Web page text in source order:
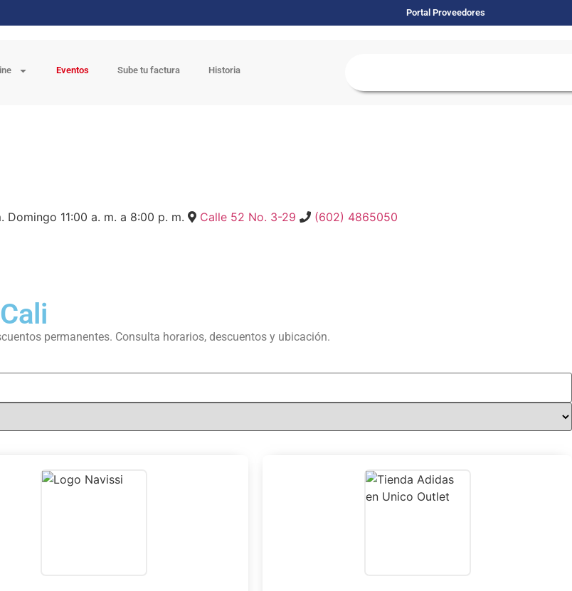
Portal Proveedores
Eventos Sube tu factura Historia
Domingo 11:00 a. m. a 8:00 p. m. Calle 52 No. 3-29 (602) 4865050
permanentes. Consulta horarios, descuentos y ubicación.